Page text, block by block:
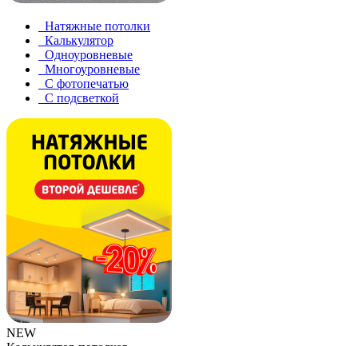
Натяжные потолки
Калькулятор
Одноуровневые
Многоуровневые
С фотопечатью
С подсветкой
NEW